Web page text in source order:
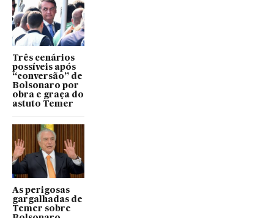
Três cenários
possíveis após
“conversão” de
Bolsonaro por
obra e graça do
astuto Temer
As perigosas
gargalhadas de
Temer sobre